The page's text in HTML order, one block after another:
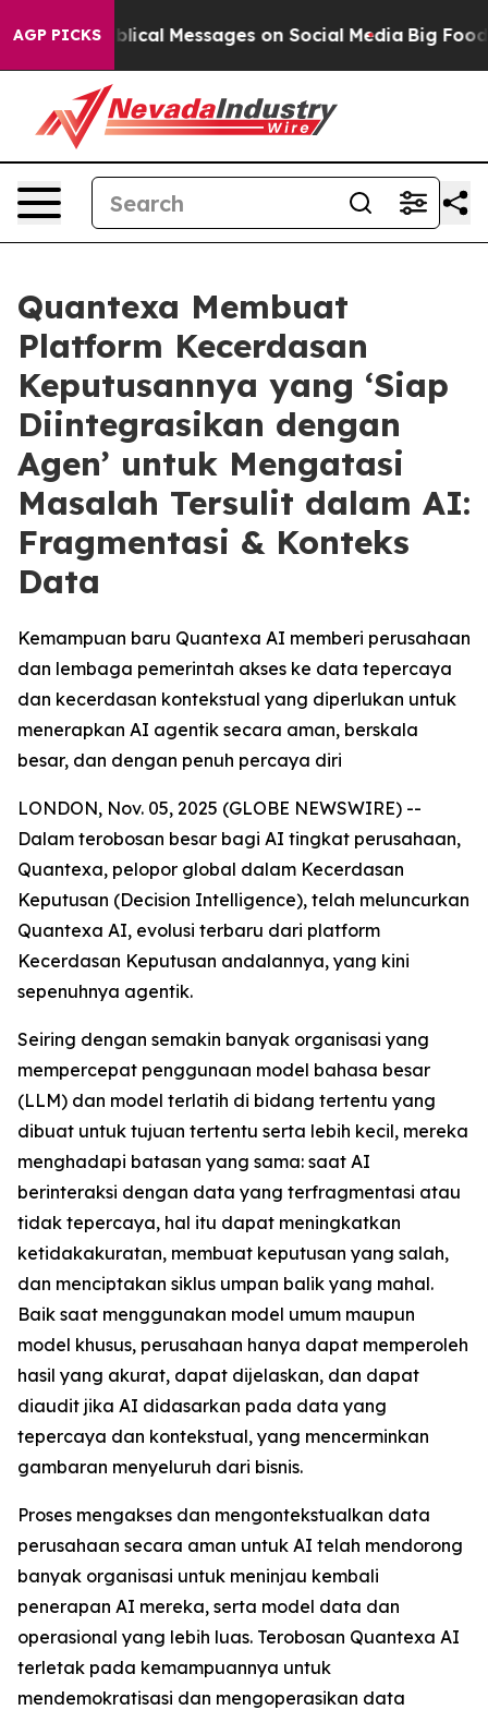
AGP PICKS
Biblical Messages on Social Media Big Food vs. The
Quantexa Membuat
Platform Kecerdasan
Keputusannya yang ‘Siap
Diintegrasikan dengan
Agen’ untuk Mengatasi
Masalah Tersulit dalam AI:
Fragmentasi & Konteks
Data
Kemampuan baru Quantexa AI memberi perusahaan
dan lembaga pemerintah akses ke data tepercaya
dan kecerdasan kontekstual yang diperlukan untuk
menerapkan AI agentik secara aman, berskala
besar, dan dengan penuh percaya diri
LONDON, Nov. 05, 2025 (GLOBE NEWSWIRE) --
Dalam terobosan besar bagi AI tingkat perusahaan,
Quantexa, pelopor global dalam Kecerdasan
Keputusan (Decision Intelligence), telah meluncurkan
Quantexa AI, evolusi terbaru dari platform
Kecerdasan Keputusan andalannya, yang kini
sepenuhnya agentik.
Seiring dengan semakin banyak organisasi yang
mempercepat penggunaan model bahasa besar
(LLM) dan model terlatih di bidang tertentu yang
dibuat untuk tujuan tertentu serta lebih kecil, mereka
menghadapi batasan yang sama: saat AI
berinteraksi dengan data yang terfragmentasi atau
tidak tepercaya, hal itu dapat meningkatkan
ketidakakuratan, membuat keputusan yang salah,
dan menciptakan siklus umpan balik yang mahal.
Baik saat menggunakan model umum maupun
model khusus, perusahaan hanya dapat memperoleh
hasil yang akurat, dapat dijelaskan, dan dapat
diaudit jika AI didasarkan pada data yang
tepercaya dan kontekstual, yang mencerminkan
gambaran menyeluruh dari bisnis.
Proses mengakses dan mengontekstualkan data
perusahaan secara aman untuk AI telah mendorong
banyak organisasi untuk meninjau kembali
penerapan AI mereka, serta model data dan
operasional yang lebih luas. Terobosan Quantexa AI
terletak pada kemampuannya untuk
mendemokratisasi dan mengoperasikan data